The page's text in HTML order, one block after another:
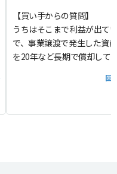
【買い手からの質問】
うちはそこまで利益が出て
で、事業譲渡で発生した資
を20年など長期で償却して
回